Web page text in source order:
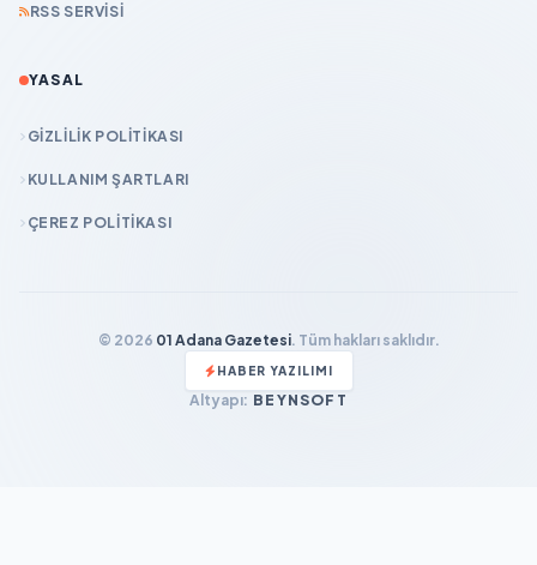
RSS SERVISI
YASAL
GIZLILIK POLITIKASI
KULLANIM ŞARTLARI
ÇEREZ POLITIKASI
© 2026 01 Adana Gazetesi. Tüm hakları saklıdır.
HABER YAZILIMI
Altyapı: BEYNSOFT